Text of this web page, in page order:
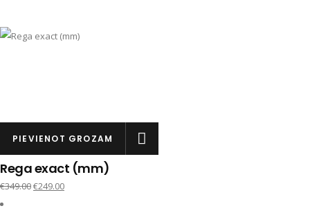
PIEVIENOT GROZAM
Rega exact (mm)
€349.00€249.00